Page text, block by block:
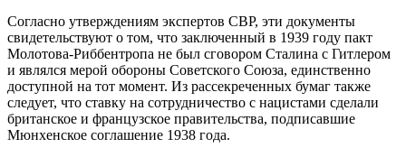
Согласно утверждениям экспертов СВР, эти документы
свидетельствуют о том, что заключенный в 1939 году пакт
Молотова-Риббентропа не был сговором Сталина с Гитлером
и являлся мерой обороны Советского Союза, единственно
доступной на тот момент. Из рассекреченных бумаг также
следует, что ставку на сотрудничество с нацистами сделали
британское и французское правительства, подписавшие
Мюнхенское соглашение 1938 года.